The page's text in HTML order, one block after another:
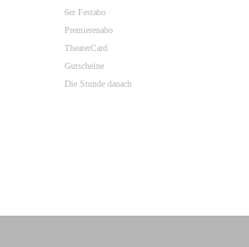
6er Festabo
Premierenabo
TheaterCard
Gutscheine
Die Stunde danach